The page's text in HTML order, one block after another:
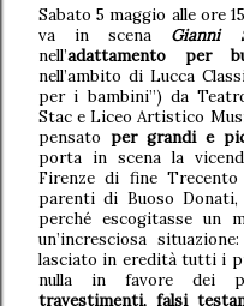
Sabato 5 maggio alle ore
va in scena Gianni
nell’adattamento per
nell’ambito di Lucca
per i bambini”) da
Stac e Liceo Artistico
pensato per grandi e
porta in scena la
Firenze di fine
parenti di Buoso
perché escogitasse un
un’incresciosa
lasciato in eredità tutti i
nulla in favore dei
travestimenti, falsi